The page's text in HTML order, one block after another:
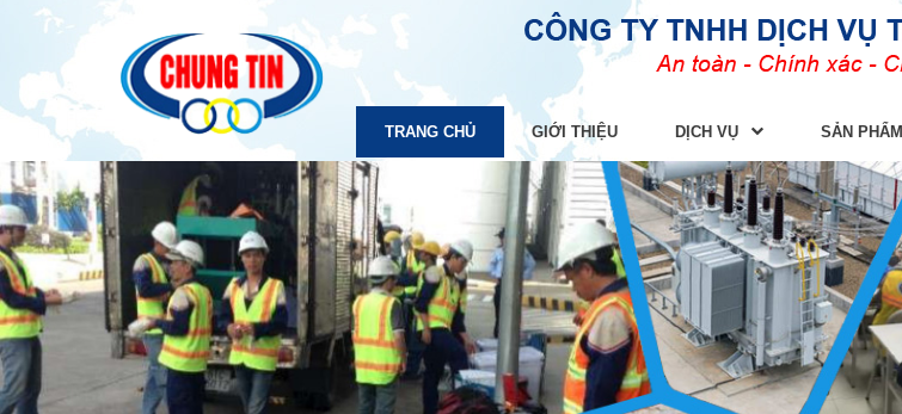
TRANG CHỦ GIỚI THIỆU DỊCH VỤ SẢN PHẨM